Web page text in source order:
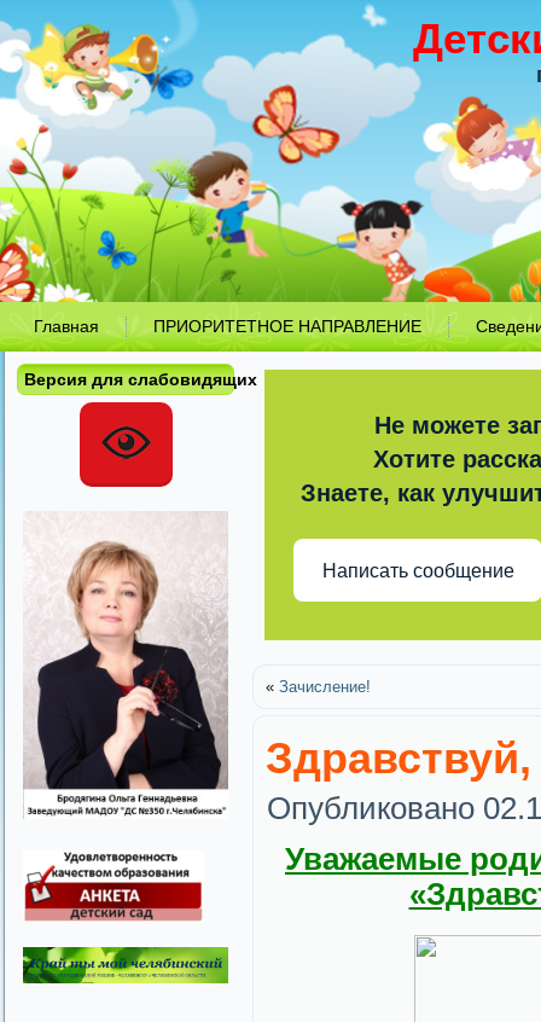
Главная ПРИОРИТЕТНОЕ НАПРАВЛЕНИЕ
Версия для слабовидящих
Не можете
Хотите
Знаете, как
Написать сообщение
« Зачисление!
Опубликовано
Уважаемые